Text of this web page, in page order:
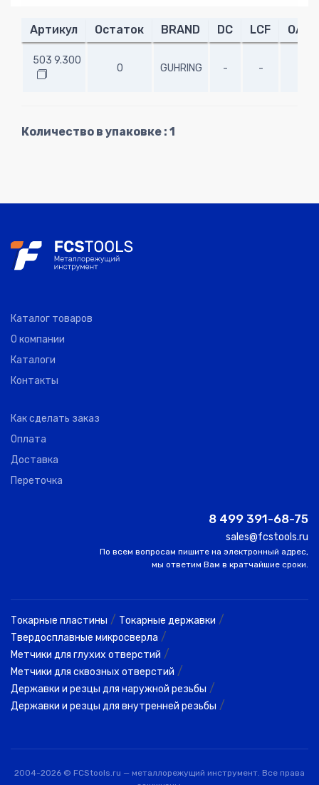
Артикул Остаток BRAND DC LCF OAL
503 9.300
0 GUHRING - -
Количество в упаковке : 1
Каталог товаров
О компании
Каталоги
Контакты
Как сделать заказ
Оплата
Доставка
Переточка
8 499 391-68-75
sales@fcstools.ru
По всем вопросам пишите на электронный адрес,
мы ответим Вам в кратчайшие сроки.
Токарные пластины / Токарные державки /
Твердосплавные микросверла /
Метчики для глухих отверстий /
Метчики для сквозных отверстий /
Державки и резцы для наружной резьбы /
Державки и резцы для внутренней резьбы /
2004-2026 © FCStools.ru — металлорежущий инструмент. Все права